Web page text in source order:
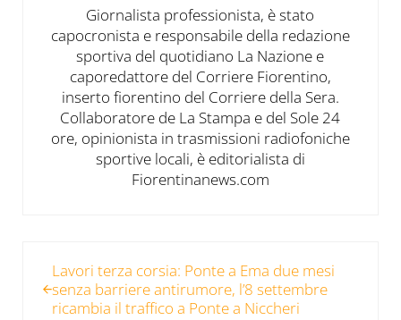
Giornalista professionista, è stato
capocronista e responsabile della redazione
sportiva del quotidiano La Nazione e
caporedattore del Corriere Fiorentino,
inserto fiorentino del Corriere della Sera.
Collaboratore de La Stampa e del Sole 24
ore, opinionista in trasmissioni radiofoniche
sportive locali, è editorialista di
Fiorentinanews.com
Lavori terza corsia: Ponte a Ema due mesi
senza barriere antirumore, l’8 settembre
ricambia il traffico a Ponte a Niccheri